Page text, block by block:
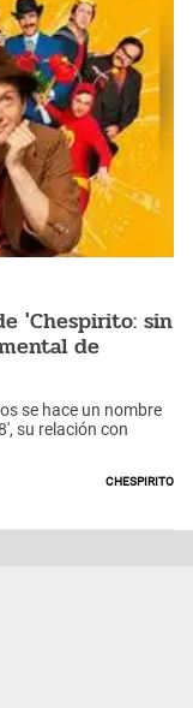
'Chespirito: sin
de
se hace un nombre
su relación con
Chespirito